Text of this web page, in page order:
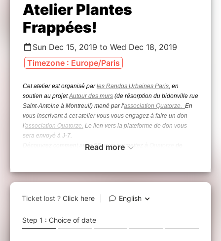
Atelier Plantes
Frappées!
Sun Dec 15, 2019 to Wed Dec 18, 2019
Timezone : Europe/Paris
Cet atelier est organisé parles Randos Urbaines Paris, en
soutien au projetAutour des murs (de résorption du bidonville rue
Saint-Antoine à Montreuil) mené par l'association Quatorze. En
vous inscrivant à cet atelier vous vous engagez à faire un don
l'association Quatorze. Le lien vers la plateforme de don vous
sera envoyé à J-7.
Découvrez comment avec 5€ vous permettez à
Atelier Plante Frappées
(animé par Nathalie)
tissus pour créer des impressions végétales!
Read more